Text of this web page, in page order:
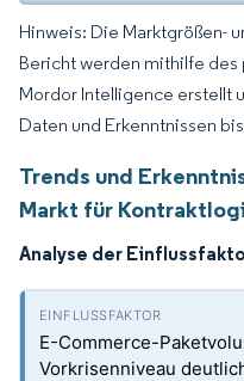
Hinweis: Die Marktgrößen-
Bericht werden mithilfe des
Mordor Intelligence erstellt
Daten und Erkenntnissen
Trends und
Markt für
Analyse der
E-Commerce-
Vorkrisenniveau